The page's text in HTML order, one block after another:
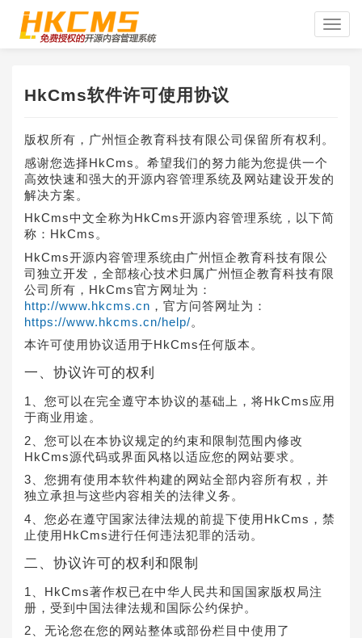
Toggle
HkCms软件许可使用协议
版权所有，广州恒企教育科技有限公司保留所有权利。
感谢您选择HkCms。希望我们的努力能为您提供一个
高效快速和强大的开源内容管理系统及网站建设开发的
解决方案。
HkCms中文全称为HkCms开源内容管理系统，以下简
称：HkCms。
HkCms开源内容管理系统由广州恒企教育科技有限公
司独立开发，全部核心技术归属广州恒企教育科技有限
公司所有，HkCms官方网址为：
http://www.hkcms.cn ，官方问答网址为：
https://www.hkcms.cn/help/。
本许可使用协议适用于HkCms任何版本。
一、协议许可的权利
1、您可以在完全遵守本协议的基础上，将HkCms应用
于商业用途。
2、您可以在本协议规定的约束和限制范围内修改
HkCms源代码或界面风格以适应您的网站要求。
3、您拥有使用本软件构建的网站全部内容所有权，并
独立承担与这些内容相关的法律义务。
4、您必在遵守国家法律法规的前提下使用HkCms，禁
止使用HkCms进行任何违法犯罪的活动。
二、协议许可的权利和限制
1、HkCms著作权已在中华人民共和国国家版权局注
册，受到中国法律法规和国际公约保护。
2、无论您在您的网站整体或部份栏目中使用了